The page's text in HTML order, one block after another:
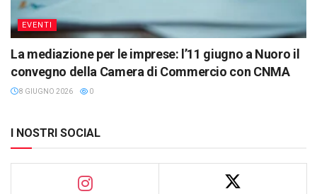
EVENTI
La mediazione per le imprese: l’11 giugno a Nuoro il
convegno della Camera di Commercio con CNMA
8 GIUGNO 2026 0
I NOSTRI SOCIAL